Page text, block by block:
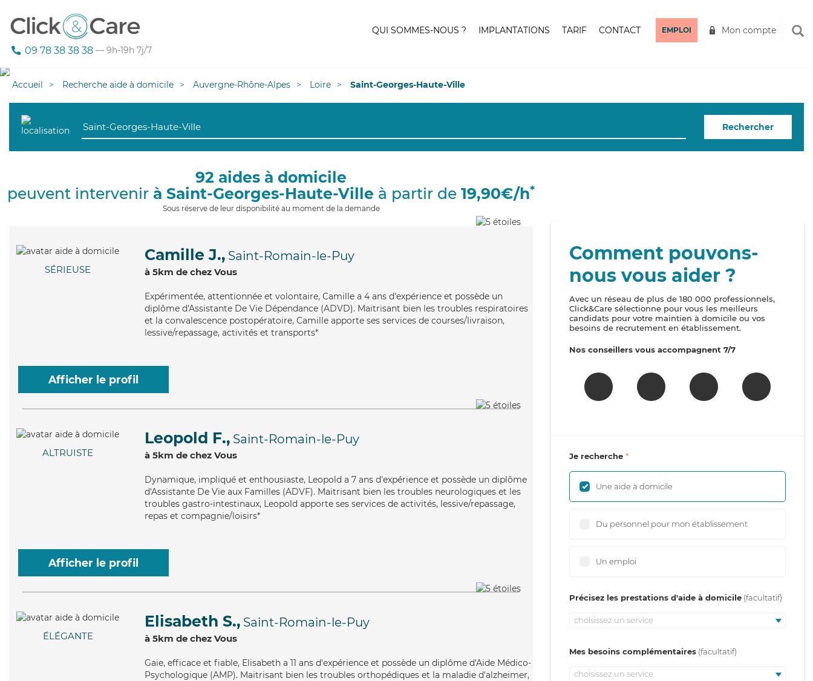
09 78 38 38 38 — 9h-19h 7j/7
QUI SOMMES-NOUS ? IMPLANTATIONS TARIF CONTACT EMPLOI Mon compte
Accueil Recherche aide à domicile Auvergne-Rhône-Alpes Loire Saint-Georges-Haute-Ville
Rechercher
92 aides à domicile
peuvent intervenir à Saint-Georges-Haute-Ville à partir de 19,90€/h*
Sous réserve de leur disponibilité au moment de la demande
SÉRIEUSE
Camille J., Saint-Romain-le-Puy
à 5km de chez Vous
Expérimentée, attentionnée et volontaire, Camille a 4 ans d'expérience et possède un
diplôme d'Assistante De Vie Dépendance (ADVD). Maitrisant bien les troubles respiratoires
et la convalescence postopératoire, Camille apporte ses services de courses/livraison,
lessive/repassage, activités et transports*
Afficher le profil
ALTRUISTE
Leopold F., Saint-Romain-le-Puy
à 5km de chez Vous
Dynamique, impliqué et enthousiaste, Leopold a 7 ans d'expérience et possède un diplôme
d'Assistante De Vie aux Familles (ADVF). Maitrisant bien les troubles neurologiques et les
troubles gastro-intestinaux, Leopold apporte ses services de activités, lessive/repassage,
repas et compagnie/loisirs*
Afficher le profil
ÉLÉGANTE
Elisabeth S., Saint-Romain-le-Puy
à 5km de chez Vous
Gaie, efficace et fiable, Elisabeth a 11 ans d'expérience et possède un diplôme d'Aide Médico-
Psychologique (AMP). Maitrisant bien les troubles orthopédiques et la maladie d'alzheimer,
Comment pouvons-
nous vous aider ?
Avec un réseau de plus de 180 000 professionnels,
Click&Care sélectionne pour vous les meilleurs
candidats pour votre maintien à domicile ou vos
besoins de recrutement en établissement.
Nos conseillers vous accompagnent 7/7
Je recherche
Une aide à domicile
Du personnel pour mon établissement
Un emploi
Précisez les prestations d'aide à domicile
choisissez un service
Mes besoins complémentaires
choisissez un service